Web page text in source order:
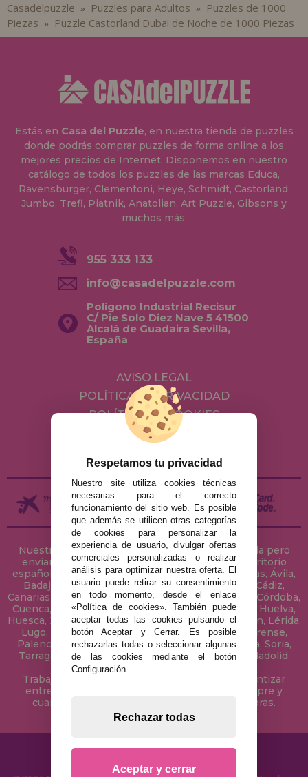
Casadelpuzzle » Puzzles para Adultos »
Puzzles de 1000
Piezas » Puzzle Castorland Dubai de Noche de 1000 Piezas
Estás en Casa del Puzzle, en nuestra tienda de puzzles
donde podrás comprar puzzles de forma online a los
mejores precios de Internet. Disponemos en nuestro
catálogo de todos los puzzles de las marcas Educa,
Ravensburger, Clementoni, Heye, Schmidt, Castorland,
Jumbo, Trefl, Piatnik, Anatolian, Art Puzzle, Gibsons y
muchos más.
955 333 133
info@casadelpuzzle.com
Polígono Industrial Recisur
C/ Pie Solo Diez Nave 5 41500
Alcalá de Guadaira Sevilla,
España
AVISO LEGAL
POLÍTICA DE PRIVACIDAD
POLÍTICA DE COOKIES
ENVÍOS Y DEVOLUCIONES
Nuestra tienda de puzzles está ubicada en Sevilla pero
enviamos tus puzzles a cualquier ciudad del territorio
español: Álava, Albacete, Alicante, Almería, Asturias, Ávila,
Badajoz, Baleares, Barcelona, Burgos, Cáceres, Cádiz,
Canarias, Cantabria, Castellón, Ceuta, Ciudad Real, Córdoba,
Cuenca, Gerona, Granada, Guadalajara, Guipúzcoa, Huelva,
Huesca, Jaén, La Coruña, La Rioja, Las Palmas, Leon, Lérida,
Lugo, Madrid, Málaga, Melilla, Murcia, Navarra, Orense,
Palencia, Pontevedra, Salamanca, Segovia, Sevilla, Soria,
Tarragona, Tenerife, Teruel, Toledo, Valencia, Valladolid,
Vizcaya, Zamora y Zaragoza.
Trabajamos con Stocks permanentes para garantizar
entregas rápidas en territorio peninsular, siempre y
cuando el pedido se realice antes de las 18 horas.
Respetamos tu privacidad
Nuestro site utiliza cookies técnicas
necesarias para el correcto
funcionamiento del sitio web. Es posible
que además se utilicen otras categorías
de cookies para personalizar la
experiencia de usuario, divulgar ofertas
comerciales personalizadas o realizar
análisis para optimizar nuestra oferta. El
usuario puede retirar su consentimiento
en todo momento, desde el enlace
«Política de cookies». También puede
aceptar todas las cookies pulsando el
botón Aceptar y Cerrar. Es posible
rechazarlas todas o seleccionar algunas
de las cookies mediante el botón
Configuración.
Rechazar todas
Aceptar y cerrar